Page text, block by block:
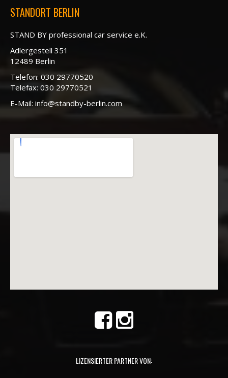
STANDORT BERLIN
STAND BY professional car service e.K.
Adlergestell 351
12489 Berlin
Telefon: 030 29770520
Telefax: 030 29770521
E-Mail: info@standby-berlin.com
LIZENSIERTER PARTNER VON: